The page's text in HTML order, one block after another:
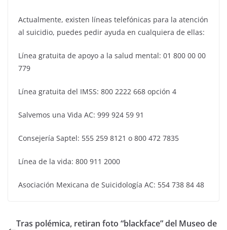
Actualmente, existen líneas telefónicas para la atención
al suicidio, puedes pedir ayuda en cualquiera de ellas:
Línea gratuita de apoyo a la salud mental: 01 800 00 00
779
Línea gratuita del IMSS: 800 2222 668 opción 4
Salvemos una Vida AC: 999 924 59 91
Consejería Saptel: 555 259 8121 o 800 472 7835
Línea de la vida: 800 911 2000
Asociación Mexicana de Suicidología AC: 554 738 84 48
Tras polémica, retiran foto “blackface” del Museo de